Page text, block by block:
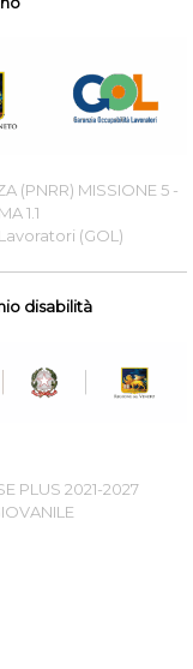
(PNRR) MISSIONE 5 -
1.1
(GOL)
disabilità
PLUS 2021-2027